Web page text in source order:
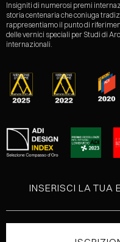
Insigniti di numerosi premi
storia centenaria che coniuga
rappresentiamo il punto di
delle vernici speciali per Studi di
internazionali.